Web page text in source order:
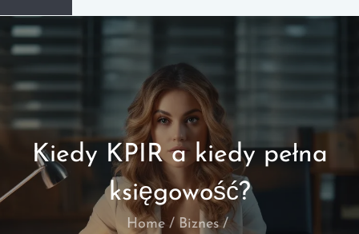
Kiedy KPIR a kiedy pełna
księgowość?
Home
Biznes